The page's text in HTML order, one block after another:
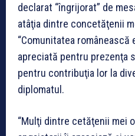
declarat “îngrijorat” de
atâţia dintre concetăţenii
“Comunitatea
apreciată pentru prezenţa
pentru contribuţia lor la
diplomatul.
“Mulţi dintre cetăţenii mei